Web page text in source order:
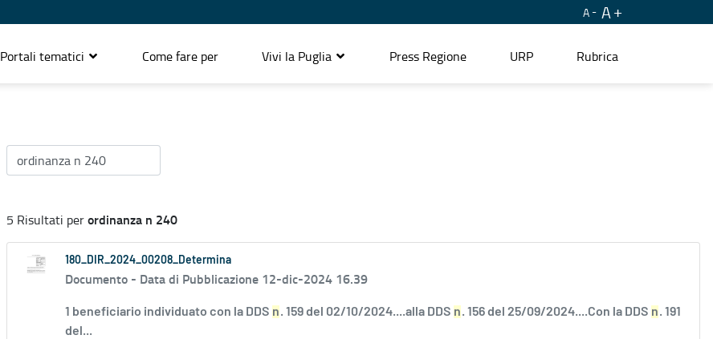
A A
Portali tematici Come fare per Vivi la Puglia Press Regione URP Rubrica
5 Risultati perordinanza n 240
180_DIR_2024_00208_Determina
Documento - Data di Pubblicazione 12-dic-2024 16.39
1 beneficiario individuato con la DDS n. 159 del 02/10/2024....alla DDS n. 156 del 25/09/2024....Con la DDS n. 191
del...